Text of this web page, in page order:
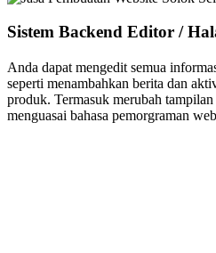
Sistem Backend Editor /
Anda dapat mengedit semua
seperti menambahkan berita dan
produk. Termasuk merubah
menguasai bahasa pemorgraman